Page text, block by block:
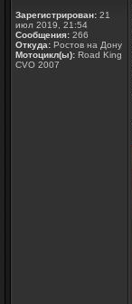
Зарегистрирован: 21
июл 2019, 21:54
Сообщения: 266
Откуда: Ростов на Дону
Мотоцикл(ы): Road King
CVO 2007